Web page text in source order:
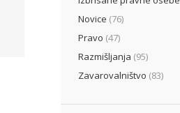
Novice (76)
Pravo (47)
Razmišljanja (95)
Zavarovalništvo (83)